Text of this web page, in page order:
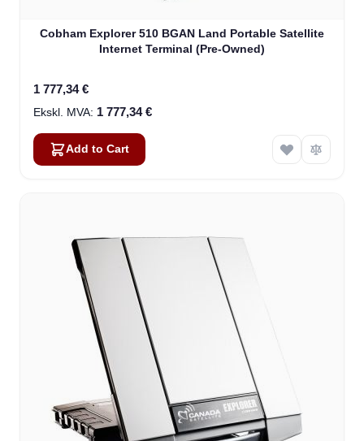
Cobham Explorer 510 BGAN Land Portable Satellite
Internet Terminal (Pre-Owned)
1 777,34 €
1 777,34 €
Add to Cart